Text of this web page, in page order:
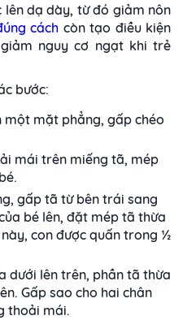
dạ dày, từ đó giảm nôn
cách còn tạo điều kiện
nguy cơ ngạt khi trẻ
bước:
mặt phẳng, gấp chéo
mái trên miếng tã, mép
gấp tã từ bên trái sang
bé lên, đặt mép tã thừa
con được quấn trong ½
dưới lên trên, phần tã thừa
Gấp sao cho hai chân
thoải mái.